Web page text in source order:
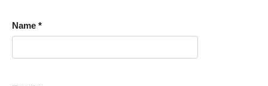
Name *